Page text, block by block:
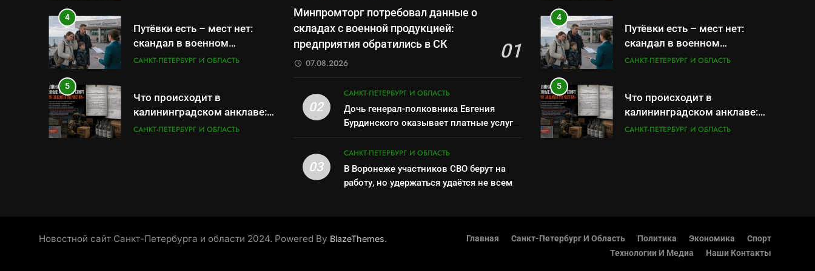
4
Путёвки есть – мест нет:
скандал в военном
санатории Владивостока
САНКТ-ПЕТЕРБУРГ И ОБЛАСТЬ
5
Что происходит в
калининградском анклаве:
военные изымают спирт
САНКТ-ПЕТЕРБУРГ И ОБЛАСТЬ
Перезагрузка в Удмуртии:
Минпромторг потребовал данные о
складах с военной продукцией:
предприятия обратились в СК
01
07.08.2026
02
САНКТ-ПЕТЕРБУРГ И ОБЛАСТЬ
Дочь генерал-полковника Евгения
Бурдинского оказывает платные услуги
бронирования
03
САНКТ-ПЕТЕРБУРГ И ОБЛАСТЬ
В Воронеже участников СВО берут на
работу, но удержаться удаётся не всем
4
Путёвки есть – мест нет:
скандал в военном
санатории Владивостока
САНКТ-ПЕТЕРБУРГ И ОБЛАСТЬ
5
Что происходит в
калининградском анклаве:
военные изымают спирт
САНКТ-ПЕТЕРБУРГ И ОБЛАСТЬ
Перезагрузка в Удмуртии:
Отставка Бречалова как
Новостной сайт Санкт-Петербурга и области 2024. Powered By BlazeThemes. Главная Санкт-Петербург И Область Политика Экономика
Спорт
Технологии И Медиа
Наши Контакты